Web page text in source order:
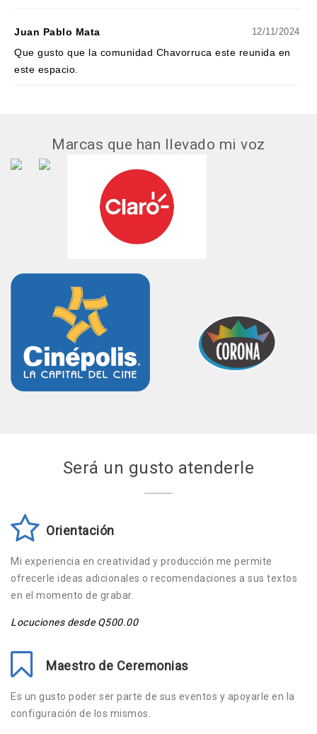
Juan Pablo Mata 12/11/2024
Que gusto que la comunidad Chavorruca este reunida en
este espacio.
Marcas que han llevado mi voz
Será un gusto atenderle
Orientación
Mi experiencia en creatividad y producción me permite
ofrecerle ideas adicionales o recomendaciones a sus textos
en el momento de grabar.
Locuciones desde Q500.00
Maestro de Ceremonias
Es un gusto poder ser parte de sus eventos y apoyarle en la
configuración de los mismos.